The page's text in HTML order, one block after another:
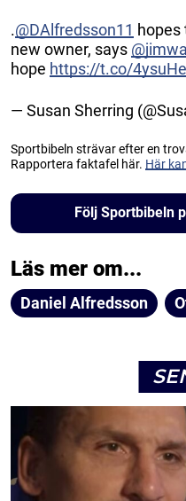
.@DAlfredsson11 hopes
new owner, says
hope https://t.co/
— Susan Sherring
Sportbibeln strävar efter en
Rapportera faktafel här. Här
Följ Sportbibeln
Läs mer om...
Daniel Alfredsson